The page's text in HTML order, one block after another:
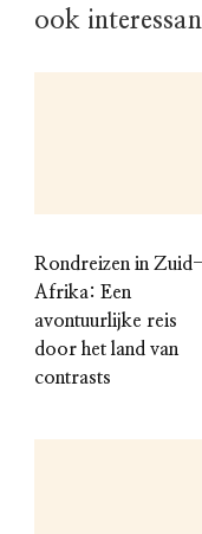
ook
Rondreizen in Zuid-
Afrika: Een
avontuurlijke reis
door het land van
contrasts